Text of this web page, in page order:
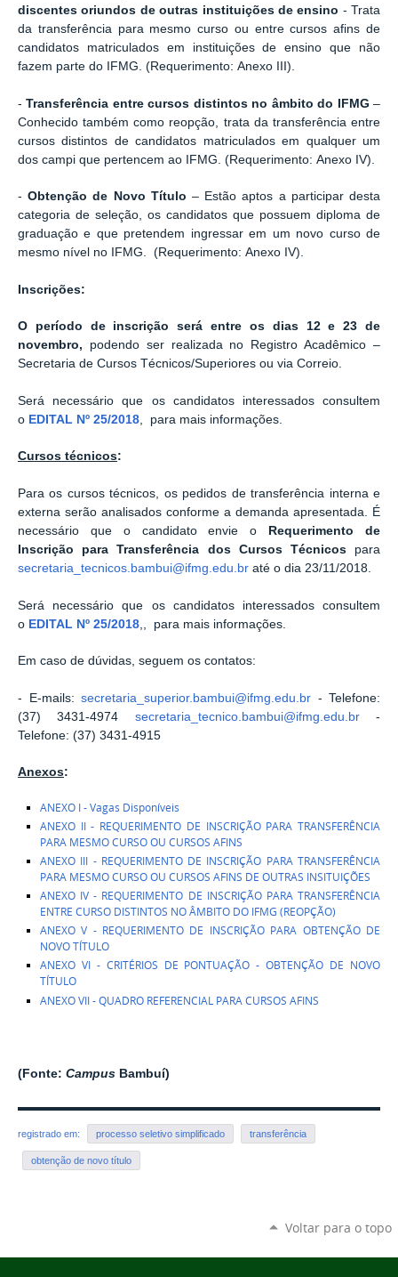
discentes oriundos de outras instituições de ensino - Trata
da transferência para mesmo curso ou entre cursos afins de
candidatos matriculados em instituições de ensino que não
fazem parte do IFMG. (Requerimento: Anexo III).
-Transferência entre cursos distintos no âmbito do IFMG –
Conhecido também como reopção, trata da transferência entre
cursos distintos de candidatos matriculados em qualquer um
dos campi que pertencem ao IFMG. (Requerimento: Anexo IV).
-Obtenção de Novo Título – Estão aptos a participar desta
categoria de seleção, os candidatos que possuem diploma de
graduação e que pretendem ingressar em um novo curso de
mesmo nível no IFMG. (Requerimento: Anexo IV).
Inscrições:
O período de inscrição será entre os dias 12 e 23 de
novembro, podendo ser realizada no Registro Acadêmico –
Secretaria de Cursos Técnicos/Superiores ou via Correio.
Será necessário que os candidatos interessados consultem
o EDITAL Nº 25/2018 , para mais informações.
Cursos técnicos:
Para os cursos técnicos, os pedidos de transferência interna e
externa serão analisados conforme a demanda apresentada. É
necessário que o candidato envie o
Requerimento de
Inscrição para Transferência dos Cursos Técnicospara
secretaria_tecnicos.bambui@ifmg.edu.br até o dia 23/11/2018.
Será necessário que os candidatos interessados consultem
o EDITAL Nº 25/2018 ,, para mais informações.
Em caso de dúvidas, seguem os contatos:
- E-mails: secretaria_superior.bambui@ifmg.edu.br - Telefone:
(37) 3431-4974 secretaria_tecnico.bambui@ifmg.edu.br-
Telefone: (37) 3431-4915
Anexos:
ANEXO I - Vagas Disponíveis
ANEXO II - REQUERIMENTO DE INSCRIÇÃO PARA TRANSFERÊNCIA
PARA MESMO CURSO OU CURSOS AFINS
ANEXO III - REQUERIMENTO DE INSCRIÇÃO PARA TRANSFERÊNCIA
PARA MESMO CURSO OU CURSOS AFINS DE OUTRAS INSITUIÇÕES
ANEXO IV - REQUERIMENTO DE INSCRIÇÃO PARA TRANSFERÊNCIA
ENTRE CURSO DISTINTOS NO ÂMBITO DO IFMG (REOPÇÃO)
ANEXO V - REQUERIMENTO DE INSCRIÇÃO PARA OBTENÇÃO DE
NOVO TÍTULO
ANEXO VI - CRITÉRIOS DE PONTUAÇÃO - OBTENÇÃO DE NOVO
TÍTULO
ANEXO VII - QUADRO REFERENCIAL PARA CURSOS AFINS
(Fonte: Campus Bambuí)
registrado em: processo seletivo simplificado transferência
obtenção de novo título
Voltar para o topo